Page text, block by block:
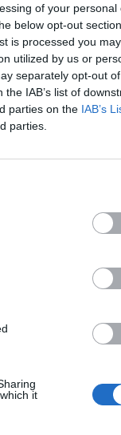
of your personal
below opt-out
is processed you may
utilized by us or
separately opt-out
IAB’s list of
parties on the IAB’s
parties.
it
a la
que
un any
al
Ha
11
tenen
temps.
set-
la
la
08
08